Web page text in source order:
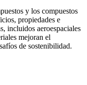
y los compuestos
propiedades e
incluidos aeroespaciales
mejoran el
de sostenibilidad.